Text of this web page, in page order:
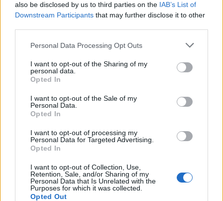
also be disclosed by us to third parties on the IAB’s List of
Downstream Participants that may further disclose it to other
Personal Data Processing Opt Outs
I want to opt-out of the Sharing of my
personal data.
Opted In
I want to opt-out of the Sale of my
Personal Data.
Opted In
I want to opt-out of processing my
Personal Data for Targeted Advertising.
Opted In
I want to opt-out of Collection, Use,
Retention, Sale, and/or Sharing of my
Personal Data that Is Unrelated with the
Purposes for which it was collected.
Opted Out